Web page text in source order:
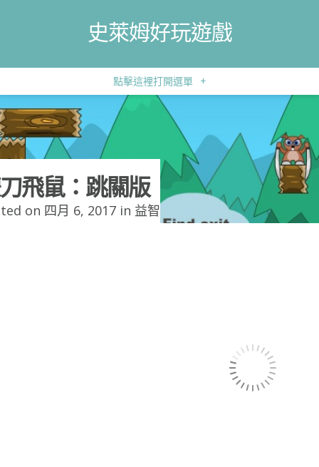
史萊姆好玩遊戲
點擊這裡打開選單 +
飛鼠：跳關版
on 四月 6, 2017 in 益智